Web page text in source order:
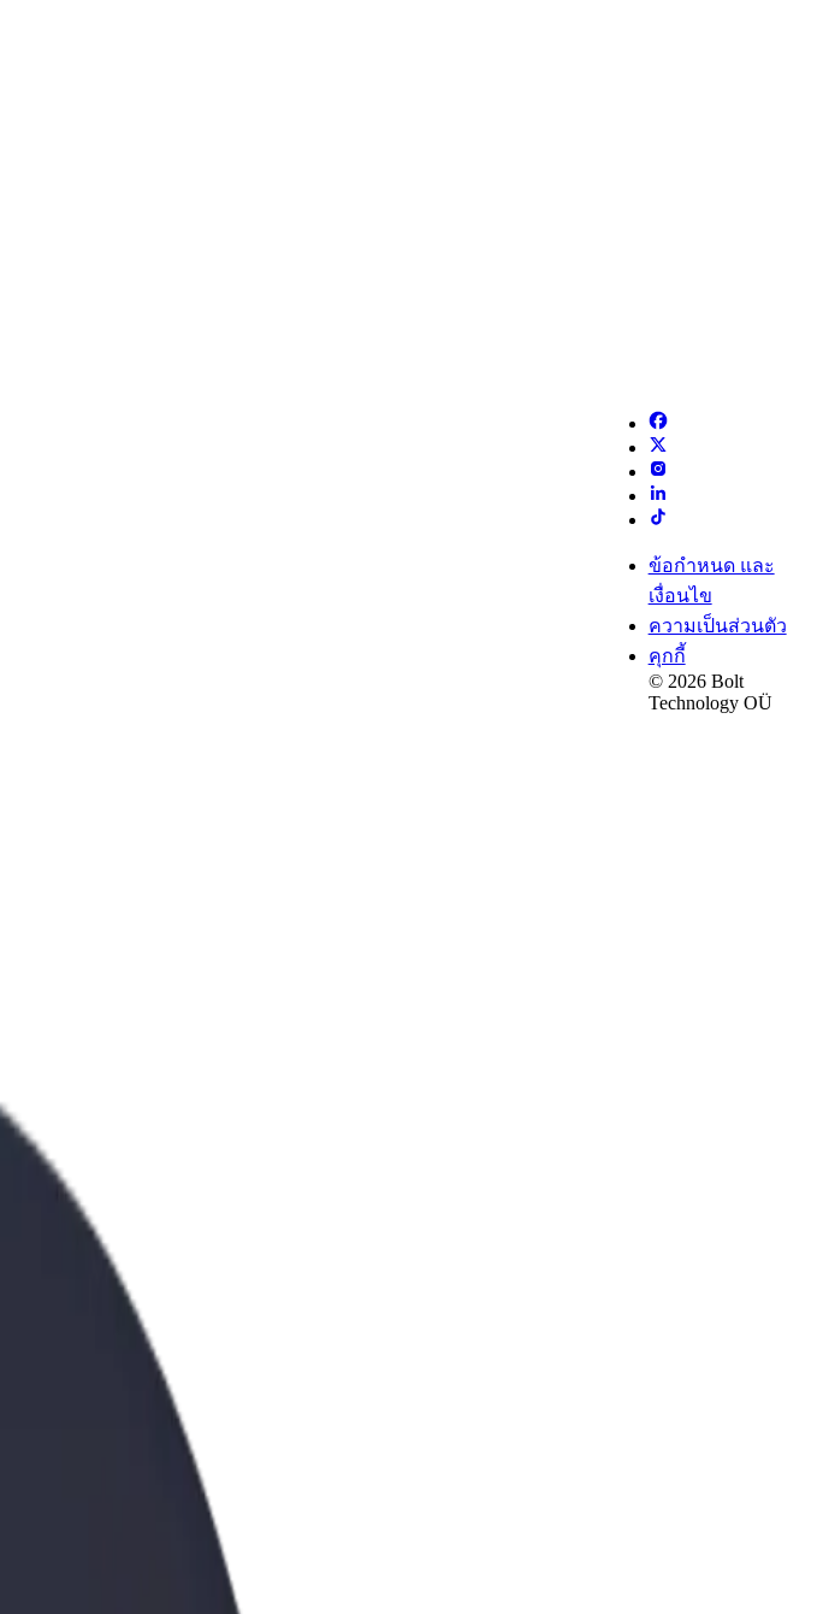
ข้อกำหนด และ
เงื่อนไข
ความเป็นส่วนตัว
คุกกี้
© 2026 Bolt
Technology OÜ